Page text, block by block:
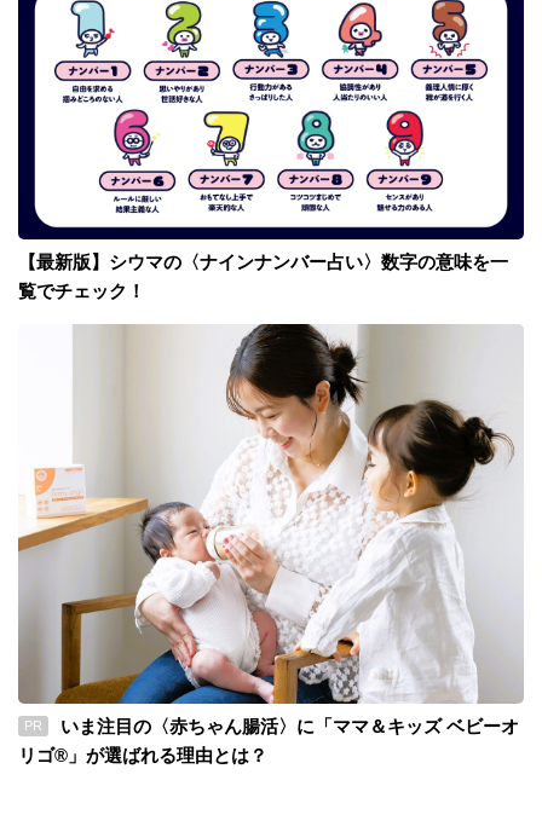
【最新版】シウマの〈ナインナンバー占い〉数字の意味を一
覧でチェック！
PR
いま注目の〈赤ちゃん腸活〉に「ママ＆キッズ ベビーオ
リゴ®」が選ばれる理由とは？